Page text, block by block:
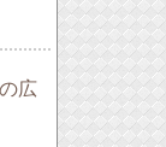
広